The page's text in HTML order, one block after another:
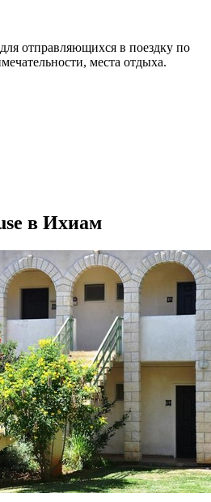
отправляющихся в поездку по
места отдыха.
в Ихиам